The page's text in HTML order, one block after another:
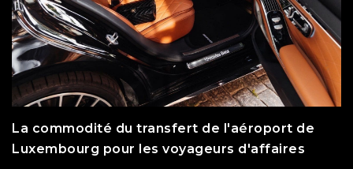
La commodité du transfert de l'aéroport de
Luxembourg pour les voyageurs d'affaires